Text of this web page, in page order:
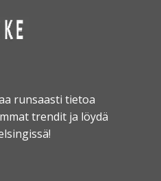
runsaasti tietoa
trendit ja löydä